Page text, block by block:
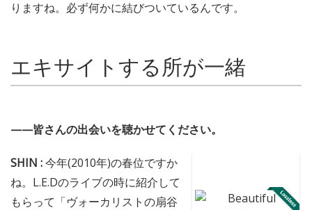
りますね。必ず何かに結びついているんです。
エキサイトする所が一緒
——皆さんの出会いを聴かせてください。
SHIN :今年(2010年)の春位ですか
ね。L.E.Dのライブの時に紹介して
もらって「ヴォーカリストの扇谷